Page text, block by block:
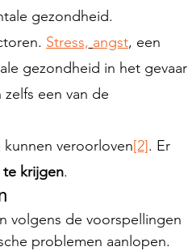
gezondheid.
Stress, angst, een
gezondheid in het gevaar
een van de
veroorloven[2]. Er
krijgen.
volgens de voorspellingen
problemen aanlopen.